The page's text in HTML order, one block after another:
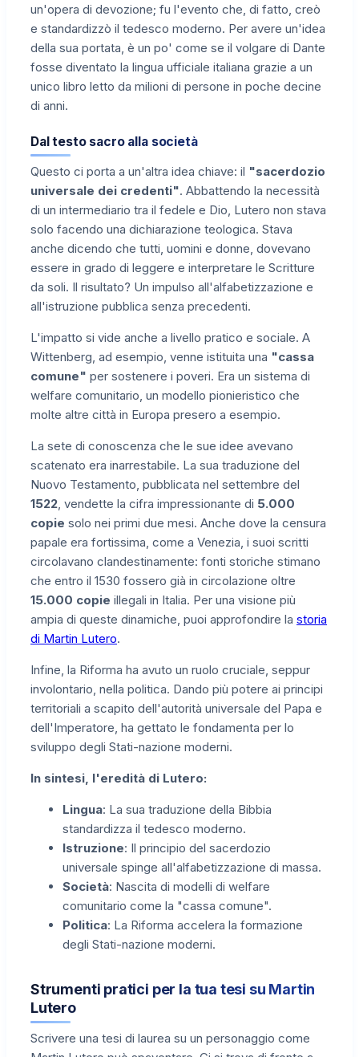
un'opera di devozione; fu l'evento che, di fatto, creò
e standardizzò il tedesco moderno. Per avere un'idea
della sua portata, è un po' come se il volgare di Dante
fosse diventato la lingua ufficiale italiana grazie a un
unico libro letto da milioni di persone in poche decine
di anni.
Dal testo sacro alla società
Questo ci porta a un'altra idea chiave: il "sacerdozio
universale dei credenti". Abbattendo la necessità
di un intermediario tra il fedele e Dio, Lutero non stava
solo facendo una dichiarazione teologica. Stava
anche dicendo che tutti, uomini e donne, dovevano
essere in grado di leggere e interpretare le Scritture
da soli. Il risultato? Un impulso all'alfabetizzazione e
all'istruzione pubblica senza precedenti.
L'impatto si vide anche a livello pratico e sociale. A
Wittenberg, ad esempio, venne istituita una "cassa
comune" per sostenere i poveri. Era un sistema di
welfare comunitario, un modello pionieristico che
molte altre città in Europa presero a esempio.
La sete di conoscenza che le sue idee avevano
scatenato era inarrestabile. La sua traduzione del
Nuovo Testamento, pubblicata nel settembre del
1522, vendette la cifra impressionante di 5.000
copie solo nei primi due mesi. Anche dove la censura
papale era fortissima, come a Venezia, i suoi scritti
circolavano clandestinamente: fonti storiche stimano
che entro il 1530 fossero già in circolazione oltre
15.000 copie illegali in Italia. Per una visione più
ampia di queste dinamiche, puoi approfondire la storia
di Martin Lutero.
Infine, la Riforma ha avuto un ruolo cruciale, seppur
involontario, nella politica. Dando più potere ai principi
territoriali a scapito dell'autorità universale del Papa e
dell'Imperatore, ha gettato le fondamenta per lo
sviluppo degli Stati-nazione moderni.
In sintesi, l'eredità di Lutero:
Lingua: La sua traduzione della Bibbia
standardizza il tedesco moderno.
Istruzione: Il principio del sacerdozio
universale spinge all'alfabetizzazione di massa.
Società: Nascita di modelli di welfare
comunitario come la "cassa comune".
Politica: La Riforma accelera la formazione
degli Stati-nazione moderni.
Strumenti pratici per la tua tesi su Martin
Lutero
Scrivere una tesi di laurea su un personaggio come